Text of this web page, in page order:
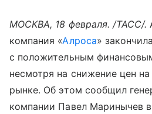
МОСКВА, 18 февраля. /ТАСС/.
компания «Алроса»
с положительным
несмотря на снижение цен
рынке. Об этом сообщил
компании Павел Маринычев